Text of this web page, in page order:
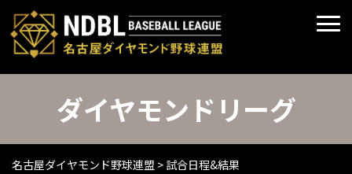
ダイヤモンドリーグ
名古屋ダイヤモンド野球連盟 > 試合日程&結果